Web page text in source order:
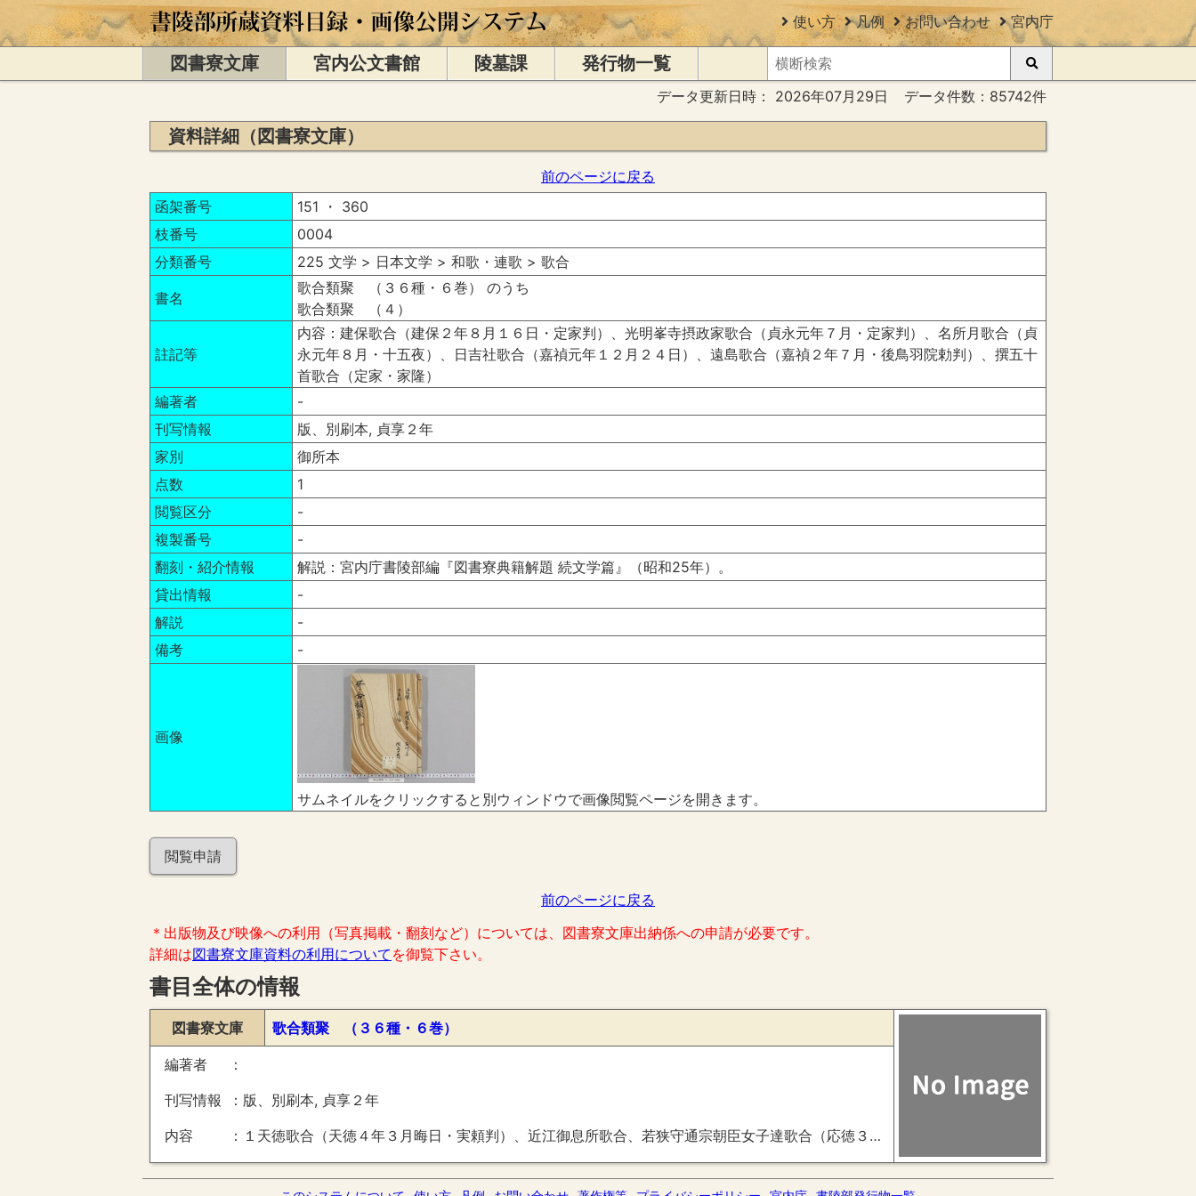
使い方 凡例 お問い合わせ 宮内庁
図書寮文庫 宮内公文書館 陵墓課 発行物一覧
データ更新日時： 2026年07月29日 データ件数：85742件
資料詳細（図書寮文庫）
前のページに戻る
函架番号
151 ・ 360
枝番号
0004
分類番号
225 文学 > 日本文学 > 和歌・連歌 > 歌合
書名
歌合類聚 （３６種・６巻） のうち
歌合類聚 （４）
註記等
内容：建保歌合（建保２年８月１６日・定家判）、光明峯寺摂政家歌合（貞永元年７月・定家判）、名所月歌合（貞
永元年８月・十五夜）、日吉社歌合（嘉禎元年１２月２４日）、遠島歌合（嘉禎２年７月・後鳥羽院勅判）、撰五十
首歌合（定家・家隆）
編著者
-
刊写情報
版、別刷本, 貞享２年
家別
御所本
点数
1
閲覧区分
-
複製番号
-
翻刻・紹介情報
解説：宮内庁書陵部編『図書寮典籍解題 続文学篇』（昭和25年）。
貸出情報
-
解説
-
備考
-
画像
サムネイルをクリックすると別ウィンドウで画像閲覧ページを開きます。
閲覧申請
前のページに戻る
＊出版物及び映像への利用（写真掲載・翻刻など）については、図書寮文庫出納係への申請が必要です。
詳細は図書寮文庫資料の利用について を御覧下さい。
書目全体の情報
図書寮文庫 歌合類聚 （３６種・６巻）
編著者
刊写情報
版、別刷本, 貞享２年
内容
１天徳歌合（天徳４年３月晦日・実頼判）、近江御息所歌合、若狭守通宗朝臣女子達歌合（応徳３年３月１９日・通俊判）、高陽院歌合（寛治８年）、中宮亮重家朝臣家歌合（永万２年・俊成判）、住吉社歌合（嘉応２年１０月９日・俊成判）、 ２建春門院北面歌合（嘉応２年１０月１６日・俊成判）、広田社歌合（承安２年１２月８日・俊成判）、三井寺新羅社歌合（承安３年８月・十五夜・俊成判）、賀茂社歌合（治承２年３月１５日・釈阿判）、右大臣家歌合（治承３年１０月１８日・俊成判）、時代不同歌合、 ３後京極自歌合（建久９年５月２日・俊成判）、御室撰歌合（正治２年３月５日・俊成判）、新宮撰歌合（建仁元年３月２９日・釈阿判）、八月十五夜歌合（建仁元年８月・十五夜・釈阿判）、九月十三夜歌合（建仁２年９月・十三夜）、石清水若宮撰歌合（建仁３年７月１５日・釈阿判）、建暦仙洞歌合（建暦３年９月１９日・定家判）、 ４建保歌合（建保２年８月１６日・定家判）、光明峯寺摂政家歌合（貞永元年７月・定家判）、名所月歌合（貞永元年８月・十五夜）、日吉社歌合（嘉禎元年１２月２４日）、遠島歌合（嘉禎２年７月・後鳥羽院勅判）、撰五十首歌合（定家・家隆）、 ５百三十番歌合（宝治元年）、伊勢新名所歌合（正安３年・為世判）、伊勢外宮北御門歌合（元亨元年）、五十四番詩歌合、新玉津島歌合（貞治６年３月２３日・為秀判）、康正内裏歌合（康正元年１２月２７日・雅親判）、 ６按察使親長卿家歌合（文明５年１１月７日・兼良判）、七夕歌合（文明９年７月７日・兼良判）、三十番歌合（文明１２年１１月１５日・栄雅判）、文亀三年歌合（文亀３年６月１４日・為広判）、秋十五番歌合（永禄６年８月２３日）